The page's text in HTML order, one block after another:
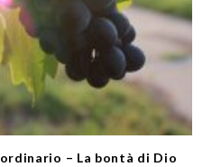
– La bontà di Dio